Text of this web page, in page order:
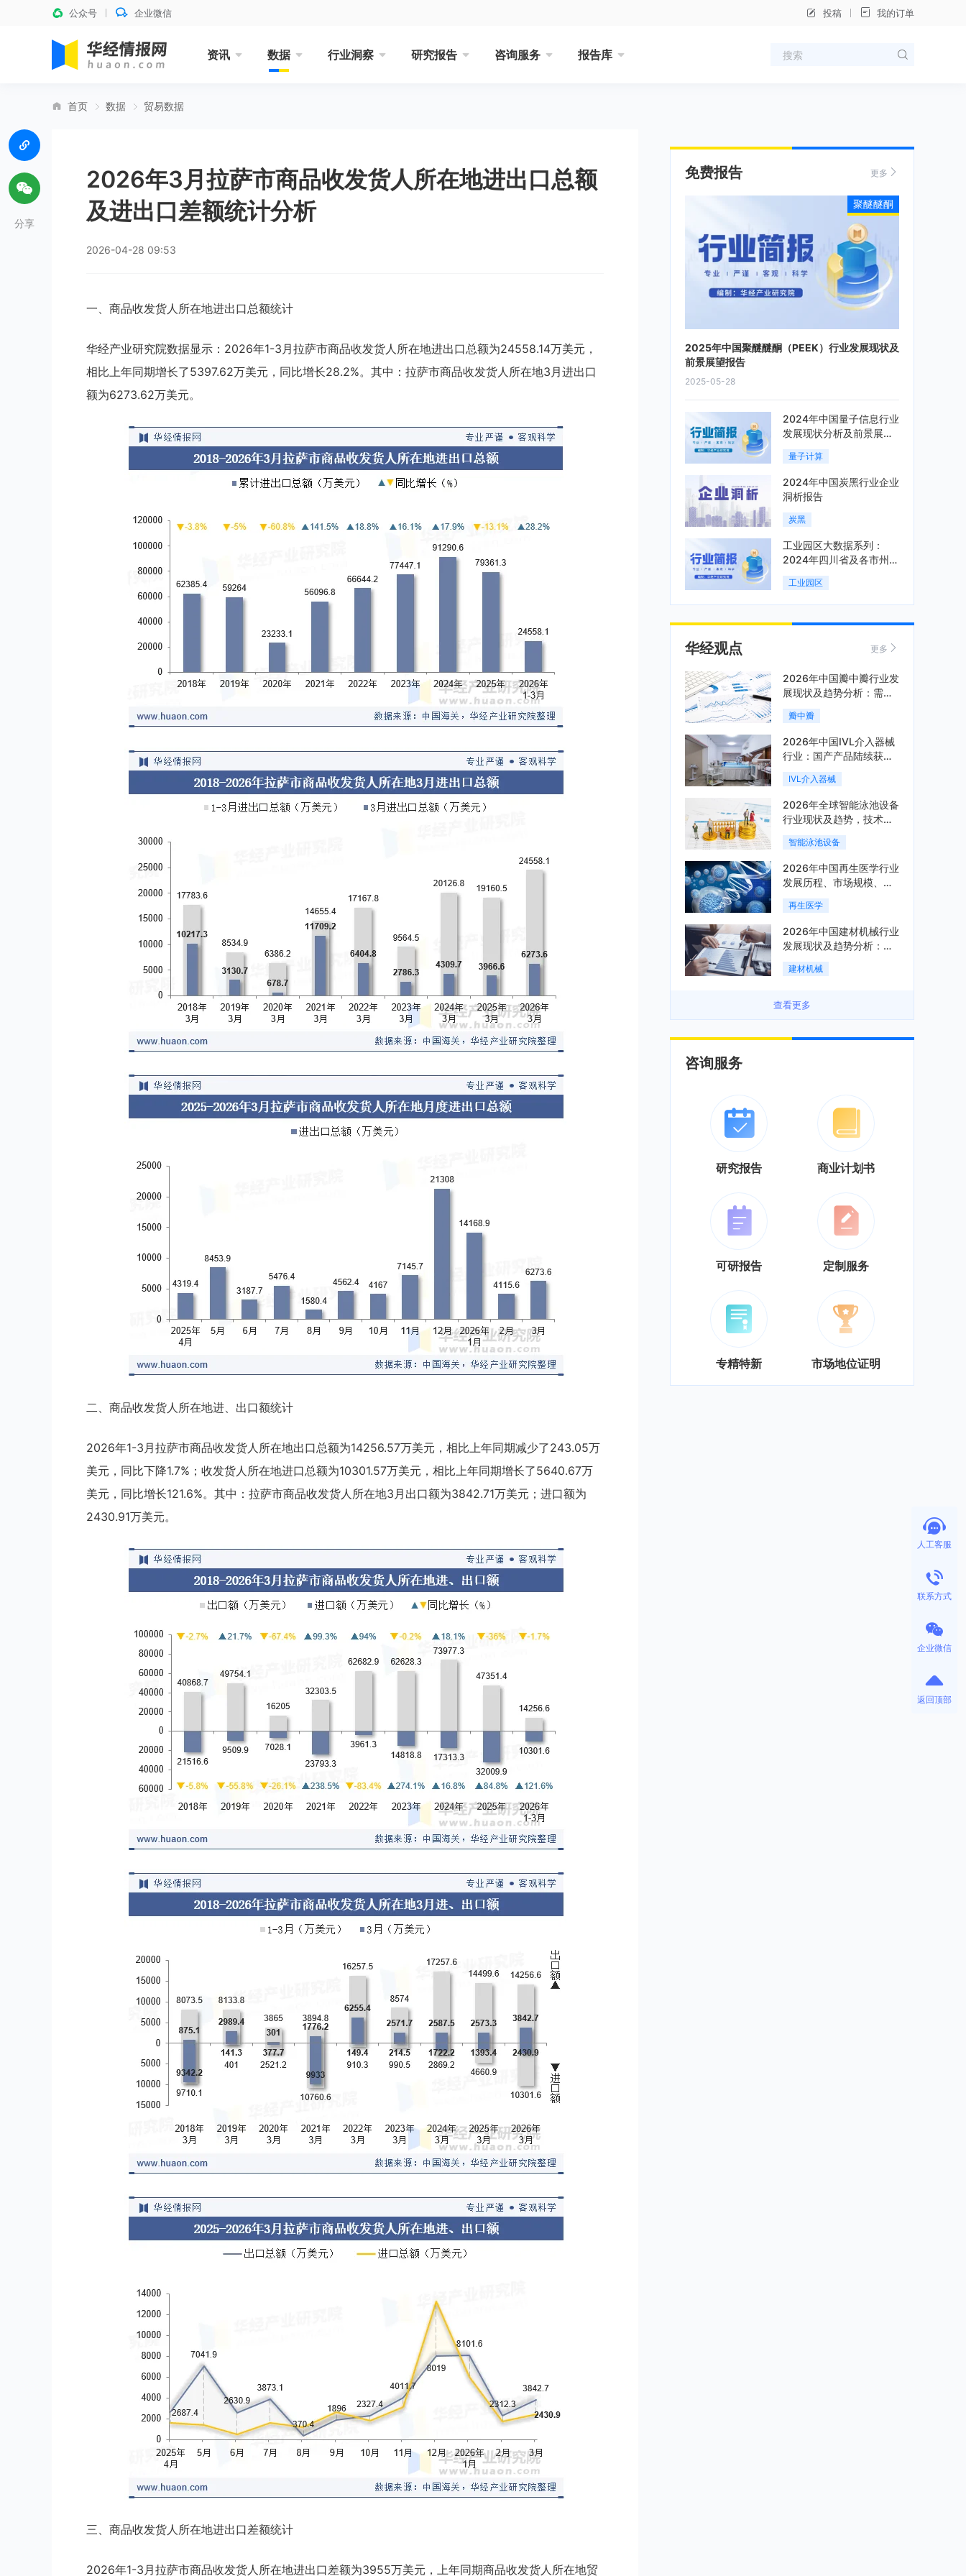
公众号 企业微信 投稿 我的订单
资讯 数据 行业洞察 研究报告 咨询服务 报告库
首页 数据 贸易数据
2026年3月拉萨市商品收发货人所在地进出口总额
及进出口差额统计分析
2026-04-28 09:53
一、商品收发货人所在地进出口总额统计
华经产业研究院数据显示：2026年1-3月拉萨市商品收发货人所在地进出口总额为24558.14万美元，
相比上年同期增长了5397.62万美元，同比增长28.2%。其中：拉萨市商品收发货人所在地3月进出口
额为6273.62万美元。
二、商品收发货人所在地进、出口额统计
2026年1-3月拉萨市商品收发货人所在地出口总额为14256.57万美元，相比上年同期减少了243.05万
美元，同比下降1.7%；收发货人所在地进口总额为10301.57万美元，相比上年同期增长了5640.67万
美元，同比增长121.6%。其中：拉萨市商品收发货人所在地3月出口额为3842.71万美元；进口额为
2430.91万美元。
三、商品收发货人所在地进出口差额统计
2026年1-3月拉萨市商品收发货人所在地进出口差额为3955万美元，上年同期商品收发货人所在地贸
分享
免费报告 更多
2025年中国聚醚醚酮（PEEK）行业发展现状及
前景展望报告
2025-05-28
聚醚醚酮
2024年中国量子信息行业
发展现状分析及前景展望
报告
量子计算
2024年中国炭黑行业企业
洞析报告
炭黑
工业园区大数据系列：
2024年四川省及各市州工
业园区全景洞析报告
工业园区
华经观点 更多
2026年中国瓣中瓣行业发
展现状及趋势分析：需求
可持续释放，市场发展前
景良好「图」
瓣中瓣
2026年中国IVL介入器械
行业：国产产品陆续获
批，市场将进入持续高增
长阶段「图」
IVL介入器械
2026年全球智能泳池设备
行业现状及趋势，技术端
朝着系统集成、绿色节能
方向迭代「图」
智能泳池设备
2026年中国再生医学行业
发展历程、市场规模、相
关政策、产业链、竞争格
局及发展潜力分析「图」
再生医学
2026年中国建材机械行业
发展现状及趋势分析：企
业加速向“装备+系统+服
务”综合服务商转型「图」
建材机械
查看更多
咨询服务
研究报告 商业计划书
可研报告 定制服务
专精特新 市场地位证明
人工客服
联系方式
企业微信
返回顶部